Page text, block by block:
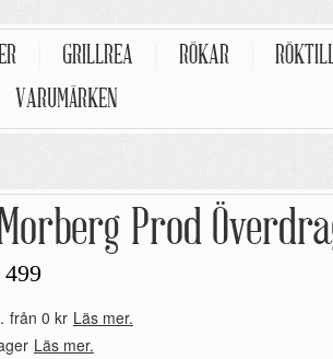
GRILLREA RÖKAR
VARUMÄRKEN
Prod
från 0 kr Läs mer.
Läs mer.